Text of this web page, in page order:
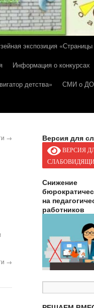
экспозиция «Страницы
Информация о конкурсах
детства»
СМИ о
→
→
Версия для
ВЕРСИЯ
Снижение
на
работников